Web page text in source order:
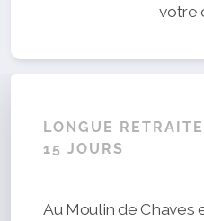
votre
LONGUE
15 JOURS
Au Moulin de Chaves